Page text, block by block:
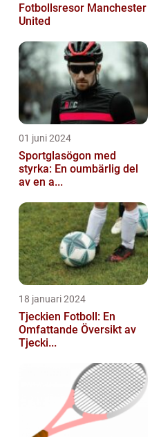
Fotbollsresor Manchester
United
01 juni 2024
Sportglasögon med
styrka: En oumbärlig del
av en a...
18 januari 2024
Tjeckien Fotboll: En
Omfattande Översikt av
Tjecki...